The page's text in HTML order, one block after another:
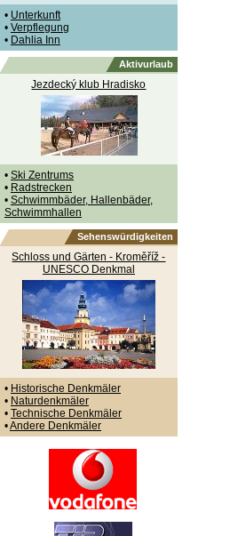
• Unterkunft
• Verpflegung
• Dahlia Inn
Aktivurlaub
Jezdecký klub Hradisko
• Ski Zentrums
• Radstrecken
• Schwimmbäder, Hallenbäder,
Schwimmhallen
Sehenswürdigkeiten
Schloss und Gärten - Kroměříž -
UNESCO Denkmal
• Historische Denkmäler
• Naturdenkmäler
• Technische Denkmäler
•Andere Denkmäler